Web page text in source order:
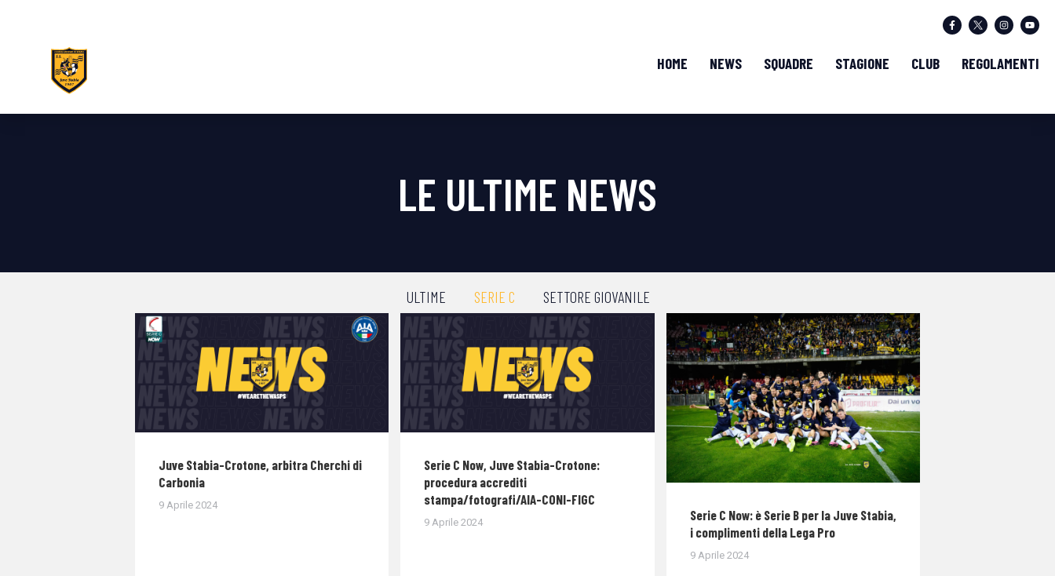
HOME NEWS SQUADRE STAGIONE CLUB REGOLAMENTI
LE ULTIME NEWS
ULTIME SERIE C SETTORE GIOVANILE
Juve Stabia-Crotone, arbitra Cherchi di
Carbonia
9 Aprile 2024
Serie C Now, Juve Stabia-Crotone:
procedura accrediti
stampa/fotografi/AIA-CONI-FIGC
9 Aprile 2024
Serie C Now: è Serie B per la Juve Stabia,
i complimenti della Lega Pro
9 Aprile 2024